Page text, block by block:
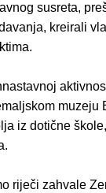
susreta,
kreirali
iz dotične
riječi zahvale